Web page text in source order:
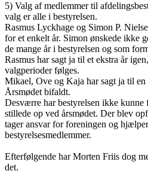
5) Valg af medlemmer til
valg er alle i bestyrelsen.
Rasmus Lyckhage og Simon P.
for et enkelt år. Simon ønskede ikke
de mange år i bestyrelsen og som
Rasmus har sagt ja til et ekstra år
valgperioder følges.
Mikael, Ove og Kaja har sagt ja til
Årsmødet bifaldt.
Desværre har bestyrelsen ikke kunne
stillede op ved årsmødet. Der blev
tager ansvar for foreningen og
bestyrelsesmedlemmer.
Efterfølgende har Morten Friis dog
det.